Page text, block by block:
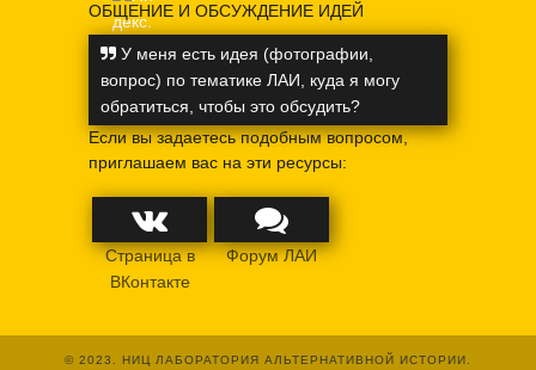
ОБЩЕНИЕ И ОБСУЖДЕНИЕ ИДЕЙ
У меня есть идея (фотографии,
вопрос) по тематике ЛАИ, куда я могу
обратиться, чтобы это обсудить?
Если вы задаетесь подобным вопросом,
приглашаем вас на эти ресурсы:
Страница в
ВКонтакте
Форум ЛАИ
© 2023. НИЦ ЛАБОРАТОРИЯ АЛЬТЕРНАТИВНОЙ ИСТОРИИ.